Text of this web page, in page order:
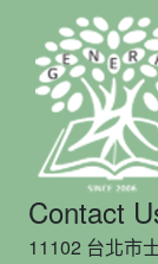
Contact
11102 台北市